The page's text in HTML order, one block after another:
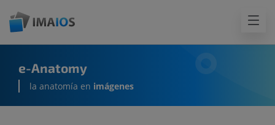
e-Anatomy
la anatomía en imágenes